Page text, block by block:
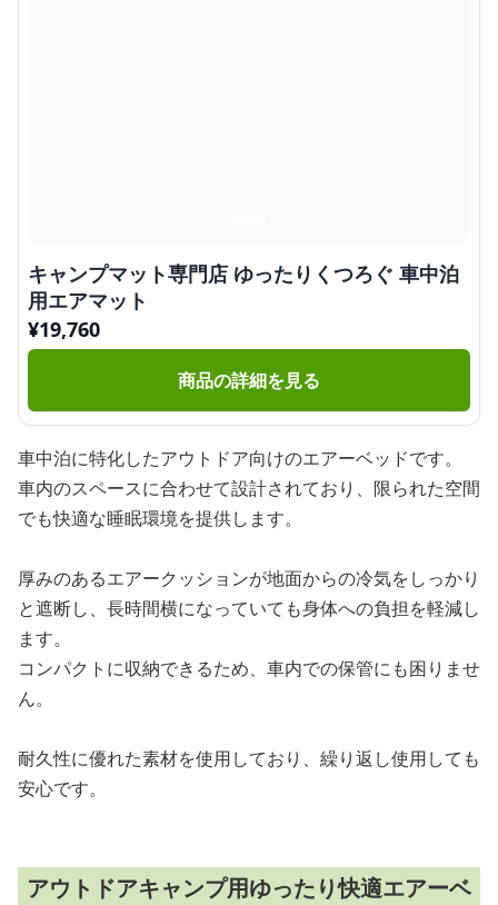
キャンプマット専門店 ゆったりくつろぐ 車中泊
用エアマット
¥19,760
商品の詳細を見る
車中泊に特化したアウトドア向けのエアーベッドです。
車内のスペースに合わせて設計されており、限られた空間
でも快適な睡眠環境を提供します。
厚みのあるエアークッションが地面からの冷気をしっかり
と遮断し、長時間横になっていても身体への負担を軽減し
ます。
コンパクトに収納できるため、車内での保管にも困りませ
ん。
耐久性に優れた素材を使用しており、繰り返し使用しても
安心です。
アウトドアキャンプ用ゆったり快適エアーベ